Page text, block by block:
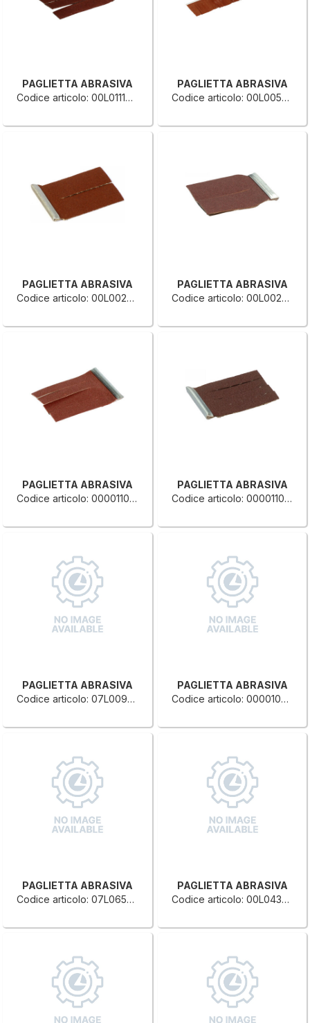
PAGLIETTA ABRASIVA
Codice articolo: 00L0111313H
PAGLIETTA ABRASIVA
Codice articolo: 00L0050086C
PAGLIETTA ABRASIVA
Codice articolo: 00L0026248G
PAGLIETTA ABRASIVA
Codice articolo: 00L0026241B
PAGLIETTA ABRASIVA
Codice articolo: 0000110274D
PAGLIETTA ABRASIVA
Codice articolo: 0000110266G
PAGLIETTA ABRASIVA
Codice articolo: 07L0091005G
PAGLIETTA ABRASIVA
Codice articolo: 0000108181C
PAGLIETTA ABRASIVA
Codice articolo: 07L0652625B
PAGLIETTA ABRASIVA
Codice articolo: 00L0432255D